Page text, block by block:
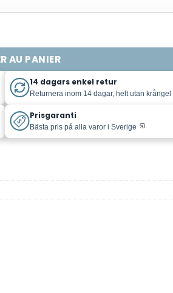
- 4.75" - Natur - Plain - Nickelnitar
AU PANIER
14 dagars enkel retur
Returnera inom 14 dagar, helt utan krångel
Prisgaranti
Bästa pris på alla varor i Sverige